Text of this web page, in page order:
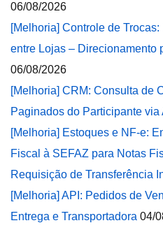
06/08/2026
[Melhoria] Controle de
entre Lojas – Direcionamento
06/08/2026
[Melhoria] CRM: Consulta de
Paginados do Participante via
[Melhoria] Estoques e NF-e:
Fiscal à SEFAZ para Notas
Requisição de Transferência
[Melhoria] API: Pedidos de
Entrega e Transportadora 04/